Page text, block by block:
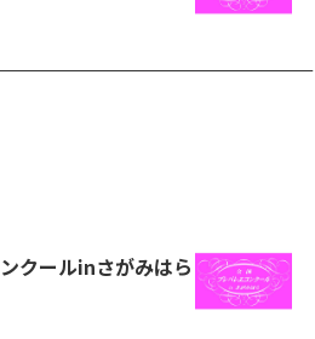
クールinさがみはら